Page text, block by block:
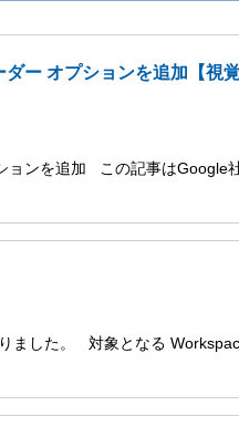
ー オプションを追加【視
ョンを追加 この記事はGoogle
ました。 対象となる